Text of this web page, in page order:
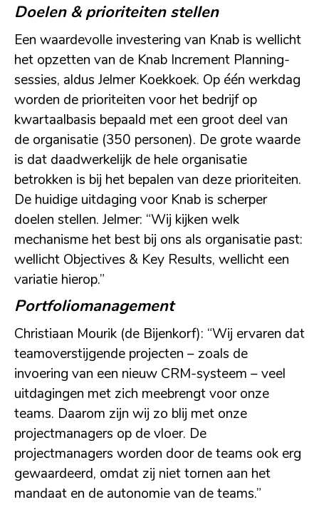
Doelen & prioriteiten stellen
Een waardevolle investering van Knab is wellicht
het opzetten van de Knab Increment Planning-
sessies, aldus Jelmer Koekkoek. Op één werkdag
worden de prioriteiten voor het bedrijf op
kwartaalbasis bepaald met een groot deel van
de organisatie (350 personen). De grote waarde
is dat daadwerkelijk de hele organisatie
betrokken is bij het bepalen van deze prioriteiten.
De huidige uitdaging voor Knab is scherper
doelen stellen. Jelmer: “Wij kijken welk
mechanisme het best bij ons als organisatie past:
wellicht Objectives & Key Results, wellicht een
variatie hierop.”
Portfoliomanagement
Christiaan Mourik (de Bijenkorf): “Wij ervaren dat
teamoverstijgende projecten – zoals de
invoering van een nieuw CRM-systeem – veel
uitdagingen met zich meebrengt voor onze
teams. Daarom zijn wij zo blij met onze
projectmanagers op de vloer. De
projectmanagers worden door de teams ook erg
gewaardeerd, omdat zij niet tornen aan het
mandaat en de autonomie van de teams.”